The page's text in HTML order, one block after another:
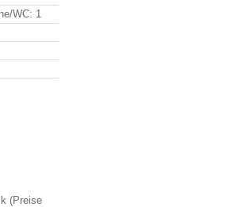
WC: 1
(Preise